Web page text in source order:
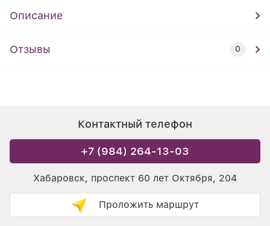
Описание
Отзывы 0
Контактный телефон
+7 (984) 264-13-03
Хабаровск, проспект 60 лет Октября, 204
Проложить маршрут